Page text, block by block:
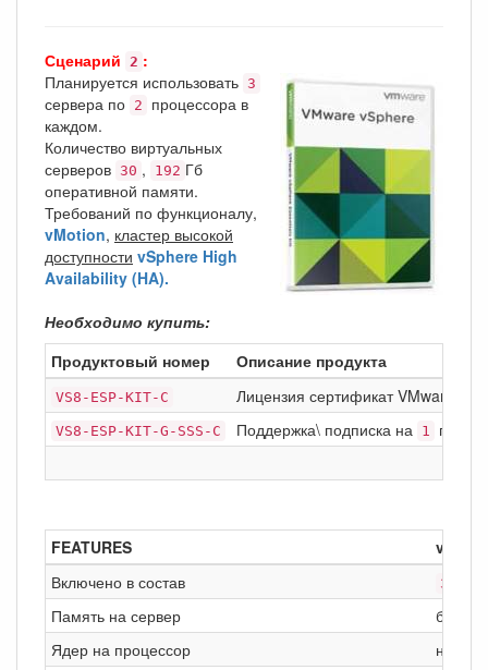
Сценарий 2 :
Планируется использовать 3
сервера по 2
процессора в
каждом.
Количество виртуальных
серверов 30 , 192 Гб
оперативной памяти.
Требований по функционалу,
vMotion, кластер высокой
доступности vSphere High
Availability (HA).
Необходимо купить:
Продуктовый номер
Описание продукта
VS8-ESP-KIT-C Лицензия сертификат VMware
VS8-ESP-KIT-G-SSS-C Поддержка\ подписка на 1 год
FEATURES
Включено в состав
3
Память на сервер
без
Ядер на процессор
не